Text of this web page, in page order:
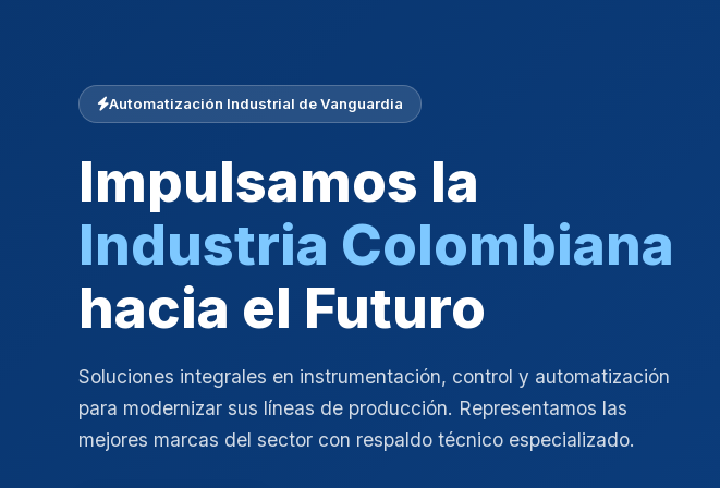
Automatización Industrial de Vanguardia
Impulsamos la
Industria Colombiana
hacia el Futuro
Soluciones integrales en instrumentación, control y automatización
para modernizar sus líneas de producción. Representamos las
mejores marcas del sector con respaldo técnico especializado.